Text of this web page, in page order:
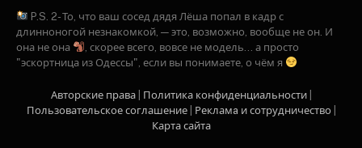
P.S. 2- То, что ваш сосед дядя Лёша попал в кадр с
длинноногой незнакомкой, — это, возможно, вообще не он. И
она не она
, скорее всего, вовсе не модель… а просто
"эскортница из Одессы", если вы понимаете, о чём я
Авторские права| Политика конфиденциальности|
Пользовательское соглашение| Рекламa и сотрудничество
Карта сайта